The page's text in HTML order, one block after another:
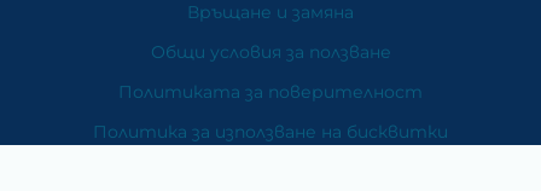
Връщане и замяна
Общи условия за ползване
Политиката за поверителност
Политика за използване на бисквитки